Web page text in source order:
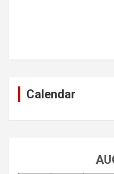
Calendar